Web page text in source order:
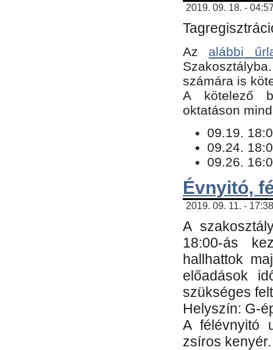
2019. 09. 18. -
Az alábbi
számára is
​A kötelező
oktatáson
09.19.
09.24.
09.26.
Évnyitó,
2019. 09. 11. -
A
18:00-ás
hallhattok
előadások
szükséges
Helyszín: G-
A félévnyitó
zsíros kenyér.